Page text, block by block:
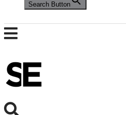
Search Button